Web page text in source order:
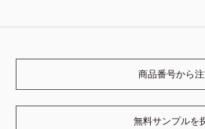
商品番号から
無料サンプルを